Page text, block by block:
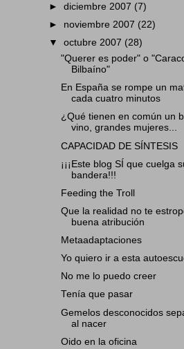
►diciembre 2007 (7)
► noviembre 2007 (22)
▼octubre 2007 (28)
"Querer es poder" o
Bilbaíno"
En España se rompe un
cada cuatro minutos
¿Qué tienen en común un
vino, grandes mujeres...
CAPACIDAD DE SÍNTESIS
¡¡¡Este blog SÍ que cuelga
bandera!!!
Feeding the Troll
Que la realidad no te
buena atribución
Metaadaptaciones
Yo quiero ir a esta
No me lo puedo creer
Tenía que pasar
Gemelos desconocidos
al nacer
Oido en la oficina